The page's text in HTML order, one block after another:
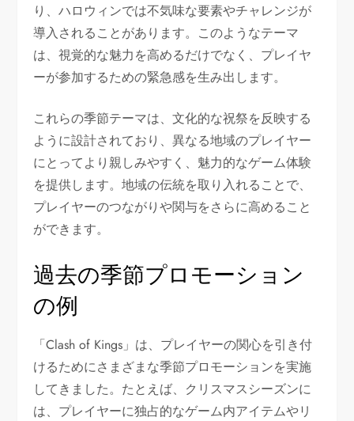
り、ハロウィンでは不気味な要素やチャレンジが
導入されることがあります。このようなテーマ
は、視覚的な魅力を高めるだけでなく、プレイヤ
ーが参加するための緊急感を生み出します。
これらの季節テーマは、文化的な祝祭を反映する
ように設計されており、異なる地域のプレイヤー
にとってより親しみやすく、魅力的なゲーム体験
を提供します。地域の伝統を取り入れることで、
プレイヤーのつながりや関与をさらに高めること
ができます。
過去の季節プロモーション
の例
「Clash of Kings」は、プレイヤーの関心を引き付
けるためにさまざまな季節プロモーションを実施
してきました。たとえば、クリスマスシーズンに
は、プレイヤーに独占的なゲーム内アイテムやリ